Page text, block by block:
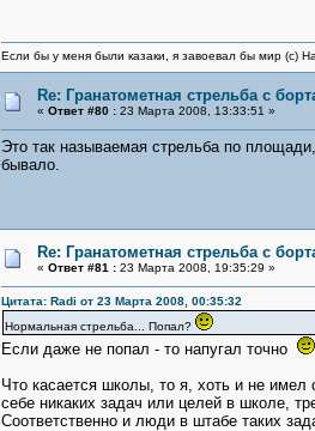
Если бы у меня были казаки, я завоевал бы мир (с)
Re: Гранатометная стрельба с
« Ответ #80 :23 Марта 2008, 13:33:51 »
Это так называемая стрельба по
бывало.
Re: Гранатометная стрельба с
« Ответ #81 :23 Марта 2008, 19:35:29 »
Цитата: Radi от 23 Марта 2008, 00:35:32
Нормальная стрельба... Попал?
Если даже не попал - то напугал точно
Что касается школы, то я, хоть и не имел
себе никаких задач или целей в школе,
Соответственно и люди в штабе таких